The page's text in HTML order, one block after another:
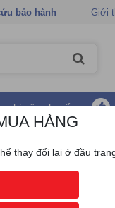
bảo hành Giới
phí vận chuyển
HÀNG
thay đổi lại ở đầu